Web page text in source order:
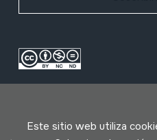
Este sitio web utiliza